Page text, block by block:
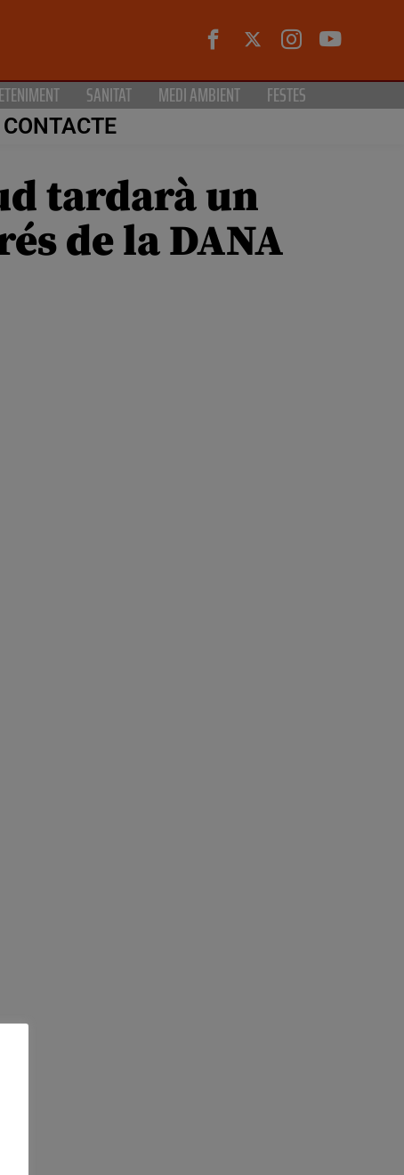
SANITAT MEDI AMBIENT FESTES
CONTACTE
tardarà un
de la DANA